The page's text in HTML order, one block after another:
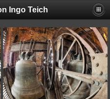
Ingo Teich